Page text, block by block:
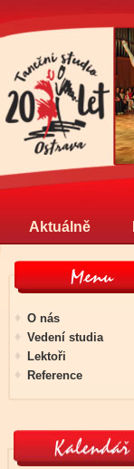
Aktuálně
O nás
Vedení studia
Lektoři
Reference